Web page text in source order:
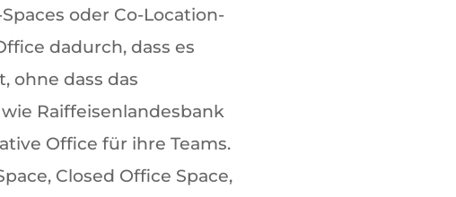
oder Co-Location-
dadurch, dass es
ohne dass das
Raiffeisenlandesbank
Office für ihre Teams.
Closed Office Space,